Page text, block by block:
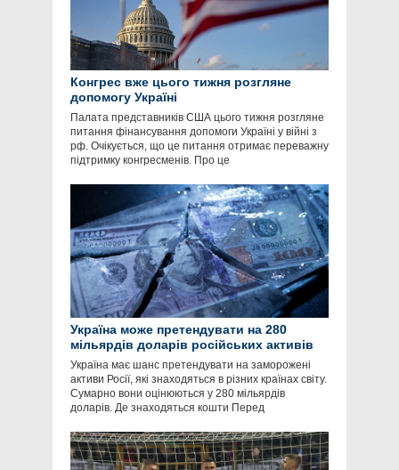
Конгрес вже цього тижня розгляне
допомогу Україні
Палата представників США цього тижня розгляне
питання фінансування допомоги Україні у війні з
рф. Очікується, що це питання отримає переважну
підтримку конгресменів. Про це
Україна може претендувати на 280
мільярдів доларів російських активів
Україна має шанс претендувати на заморожені
активи Росії, які знаходяться в різних країнах світу.
Сумарно вони оцінюються у 280 мільярдів
доларів. Де знаходяться кошти Перед